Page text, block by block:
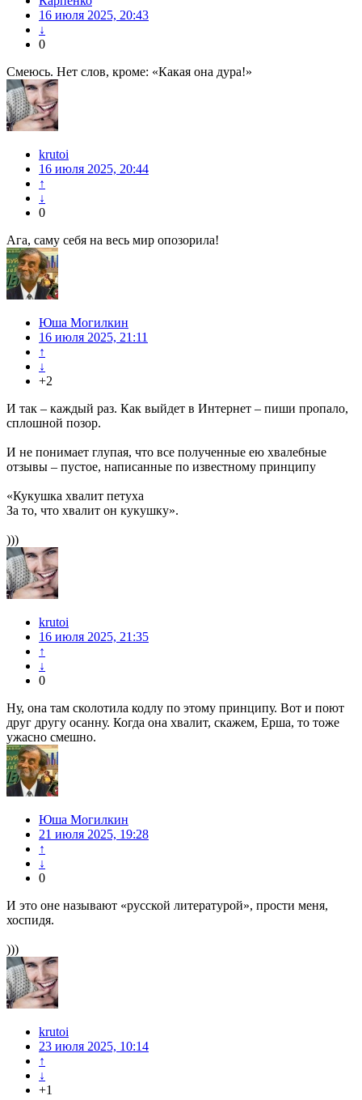
16 июля 2025, 20:43
↓
0
Смеюсь. Нет слов, кроме: «Какая она дура!»
krutoi
16 июля 2025, 20:44
↑
↓
0
Ага, саму себя на весь мир опозорила!
Юша Могилкин
16 июля 2025, 21:11
↑
↓
+2
И так – каждый раз. Как выйдет в Интернет – пиши пропало,
сплошной позор.
И не понимает глупая, что все полученные ею хвалебные
отзывы – пустое, написанные по известному принципу
«Кукушка хвалит петуха
За то, что хвалит он кукушку».
)))
krutoi
16 июля 2025, 21:35
↑
↓
0
Ну, она там сколотила кодлу по этому принципу. Вот и поют
друг другу осанну. Когда она хвалит, скажем, Ерша, то тоже
ужасно смешно.
Юша Могилкин
21 июля 2025, 19:28
↑
↓
0
И это оне называют «русской литературой», прости меня,
хоспидя.
)))
krutoi
23 июля 2025, 10:14
↑
↓
+1